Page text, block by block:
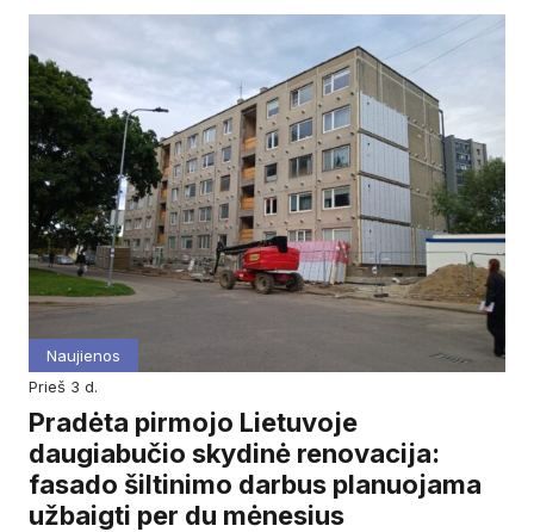
Naujienos
prieš 3 d.
Pradėta pirmojo Lietuvoje
daugiabučio skydinė renovacija:
fasado šiltinimo darbus planuojama
užbaigti per du mėnesius